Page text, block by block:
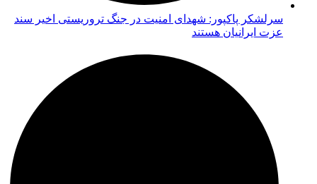
سرلشکر پاکپور: شهدای امنیت در جنگ تروریستی اخیر سند
عزت ایرانیان هستند